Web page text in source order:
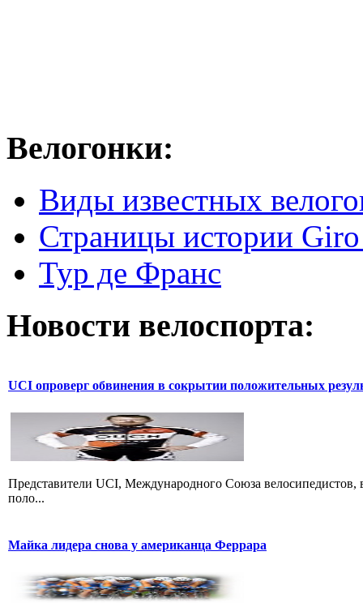
Велогонки:
Виды известных
Страницы истории
Тур де Франс
Новости велоспорта:
UCI опроверг обвинения в сокрытии положительных
Представители UCI, Международного Союза
поло...
Майка лидера снова у американца Феррара